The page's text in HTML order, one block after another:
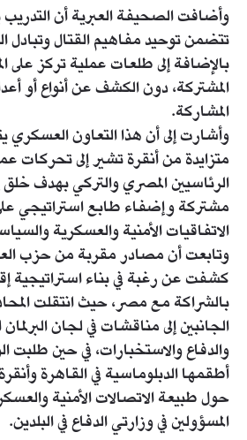
وأضافت الصحيفة العبرية أن
تتضمن توحيد مفاهيم القتال وتبادل
بالإضافة إلى طلعات عملية تركز على
المشتركة، دون الكشف عن أنواع أو
المشاركة.
وأشارت إلى أن هذا التعاون
متزايدة من أنقرة تشير إلى تحركات
الرئاسيين المصري والتركي بهدف
مشتركة وإضفاء طابع استراتيجي
الاتفاقيات الأمنية والعسكرية
وتابعت أن مصادر مقربة من حزب
كشفت عن رغبة في بناء استراتيجية
بالشراكة مع مصر، حيث انتقلت
الجانبين إلى مناقشات في لجان البرلمان
والدفاع والاستخبارات، في حين طلبت
أطقمها الدبلوماسية في القاهرة
حول طبيعة الاتصالات الأمنية
المسؤولين في وزارتي الدفاع في البلدين.